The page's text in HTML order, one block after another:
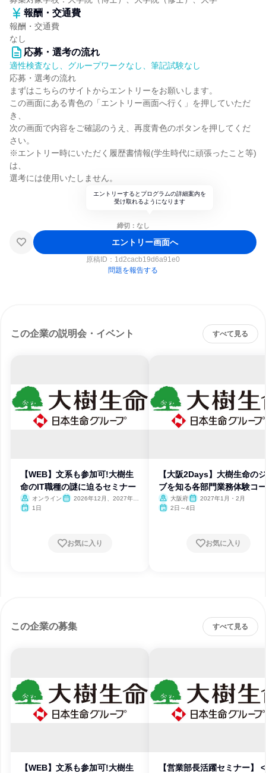
報酬・交通費
報酬・交通費
なし
応募・選考の流れ
適性検査なし、グループワークなし、筆記試験なし
応募・選考の流れ
まずはこちらのサイトからエントリーをお願いします。
この画面にある青色の「エントリー画面へ行く」を押していただ
き、
次の画面で内容をご確認のうえ、再度青色のボタンを押してくだ
さい。
※エントリー時にいただく履歴書情報(学生時代に頑張ったこと等)
は、
選考には使用いたしません。
エントリーするとプログラムの詳細案内を
受け取れるようになります
締切：なし
エントリー画面へ
原稿ID： 1d2cacb19d6a91e0
問題を報告する
この企業の説明会・イベント すべて見る
【WEB】文系も参加可!大樹生
命のIT職種の謎に迫るセミナー
オンライン
2026年12月、2027年1
1日
お気に入り
【大阪2Days】大樹生命の
ブを知る各部門業務体験コ
大阪府
2027年1月・2月
2日～4日
お気に入り
この企業の募集 すべて見る
【WEB】文系も参加可!大樹生
【営業部長活躍セミナー】